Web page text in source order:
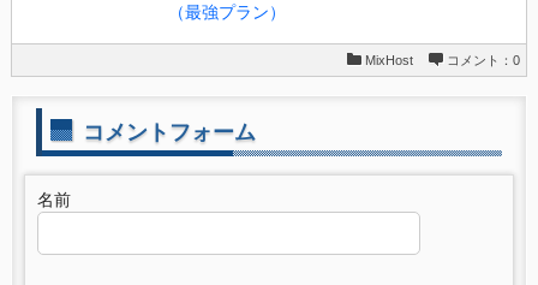
（最強プラン）
MixHost コメント：0
コメントフォーム
名前